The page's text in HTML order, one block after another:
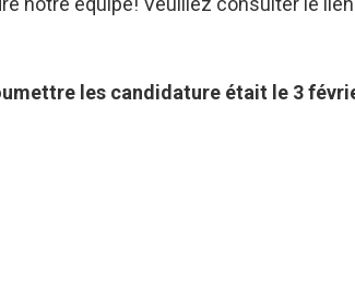
les candidature était le 3